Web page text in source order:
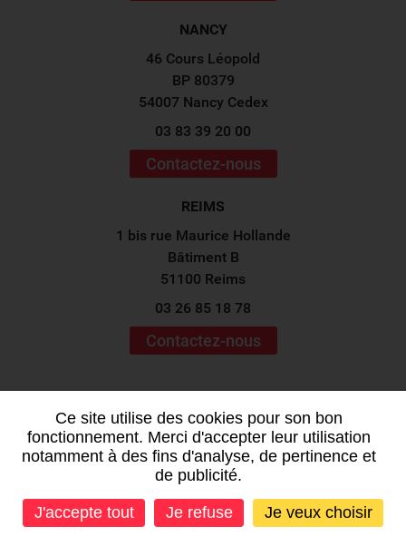
Ce site utilise des cookies pour son bon
fonctionnement. Merci d'accepter leur utilisation
notamment à des fins d'analyse, de pertinence et
de publicité.
J'accepte tout Je refuse Je veux choisir
NANCY
46 Cours Léopold
BP 80379
54007 Nancy Cedex
03 83 39 20 00
Contactez-nous
REIMS
1 bis rue Maurice Hollande
Bâtiment B
51100 Reims
03 26 85 18 78
Contactez-nous
réseaux sociaux !
Mentions légales- Plan du site-Données personnelles